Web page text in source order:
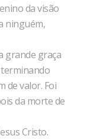
da visão
ninguém,
grande graça
terminando
de valor. Foi
da morte de
Cristo.